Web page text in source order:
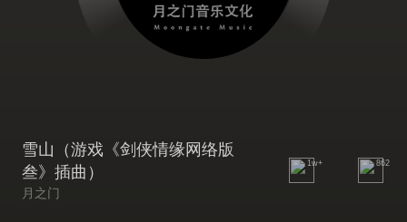
雪山（游戏《剑侠情缘网络版
叁》插曲）
月之门
1w+ 862